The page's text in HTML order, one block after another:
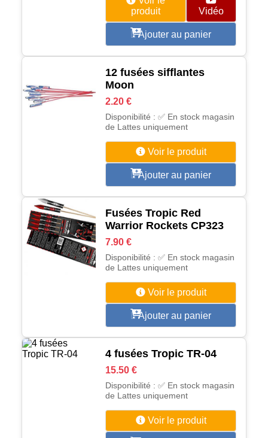
produit
Vidéo
Ajouter au panier
12 fusées sifflantes
Moon
2.20 €
Disponibilité : ✅ En stock magasin
de Lattes uniquement
Voir le produit
Ajouter au panier
Fusées Tropic Red
Warrior Rockets CP323
7.90 €
Disponibilité : ✅ En stock magasin
de Lattes uniquement
Voir le produit
Ajouter au panier
4 fusées Tropic TR-04
15.50 €
Disponibilité : ✅ En stock magasin
de Lattes uniquement
Voir le produit